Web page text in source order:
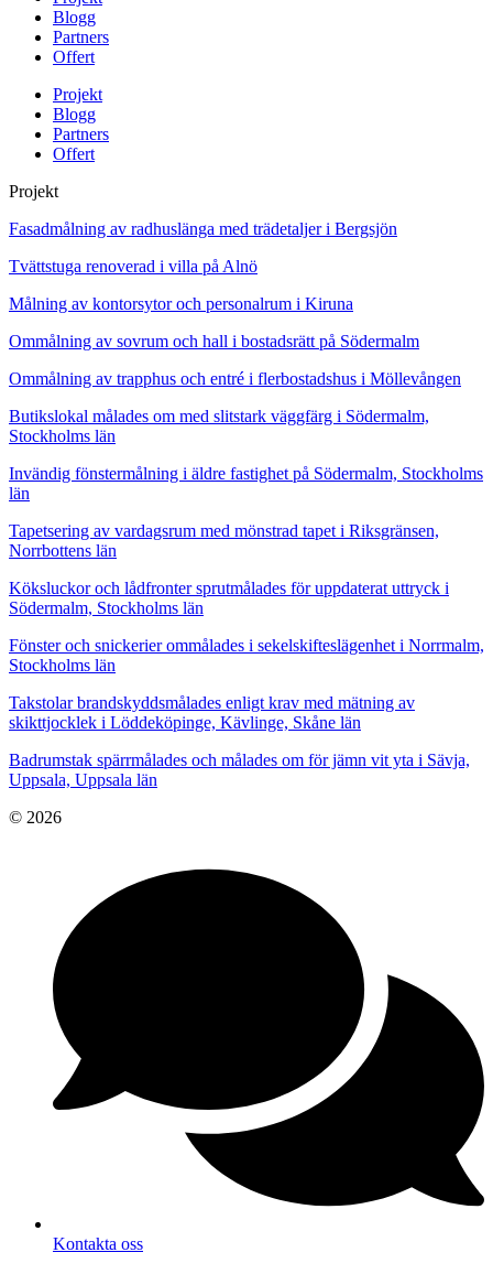
Blogg
Partners
Offert
Projekt
Blogg
Partners
Offert
Projekt
Fasadmålning av radhuslänga med trädetaljer i Bergsjön
Tvättstuga renoverad i villa på Alnö
Målning av kontorsytor och personalrum i Kiruna
Ommålning av sovrum och hall i bostadsrätt på Södermalm
Ommålning av trapphus och entré i flerbostadshus i Möllevången
Butikslokal målades om med slitstark väggfärg i Södermalm,
Stockholms län
Invändig fönstermålning i äldre fastighet på Södermalm, Stockholms
län
Tapetsering av vardagsrum med mönstrad tapet i Riksgränsen,
Norrbottens län
Köksluckor och lådfronter sprutmålades för uppdaterat uttryck i
Södermalm, Stockholms län
Fönster och snickerier ommålades i sekelskifteslägenhet i Norrmalm,
Stockholms län
Takstolar brandskyddsmålades enligt krav med mätning av
skikttjocklek i Löddeköpinge, Kävlinge, Skåne län
Badrumstak spärrmålades och målades om för jämn vit yta i Sävja,
Uppsala, Uppsala län
© 2026
Kontakta oss